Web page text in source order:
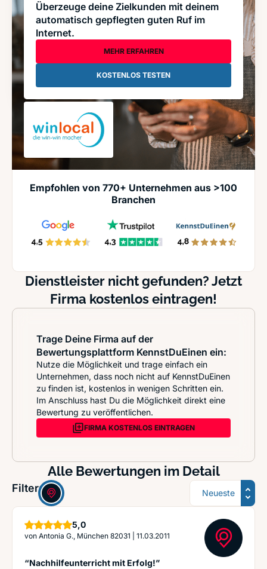
Überzeuge deine Zielkunden mit deinem
automatisch gepflegten guten Ruf im
Internet.
MEHR ERFAHREN
KOSTENLOS TESTEN
Empfohlen von 770+ Unternehmen aus >100
Branchen
Dienstleister nicht gefunden? Jetzt
Firma kostenlos eintragen!
Trage Deine Firma auf der
Bewertungsplattform KennstDuEinen ein:
Nutze die Möglichkeit und trage einfach ein
Unternehmen, dass noch nicht auf KennstDuEinen
zu finden ist, kostenlos in wenigen Schritten ein.
Im Anschluss hast Du die Möglichkeit direkt eine
Bewertung zu veröffentlichen.
FIRMA KOSTENLOS EINTRAGEN
Alle Bewertungen im Detail
Filter: Sortierung
5,0Sterne
von Antonia G., München 82031 11.03.2011
“Nachhilfeunterricht mit Erfolg!”